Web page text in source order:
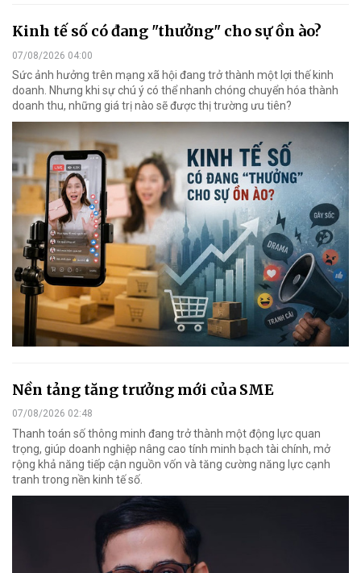
Kinh tế số có đang "thưởng" cho sự ồn ào?
07/08/2026 04:00
Sức ảnh hưởng trên mạng xã hội đang trở thành một lợi thế kinh
doanh. Nhưng khi sự chú ý có thể nhanh chóng chuyển hóa thành
doanh thu, những giá trị nào sẽ được thị trường ưu tiên?
Nền tảng tăng trưởng mới của SME
07/08/2026 02:48
Thanh toán số thông minh đang trở thành một động lực quan
trọng, giúp doanh nghiệp nâng cao tính minh bạch tài chính, mở
rộng khả năng tiếp cận nguồn vốn và tăng cường năng lực cạnh
tranh trong nền kinh tế số.